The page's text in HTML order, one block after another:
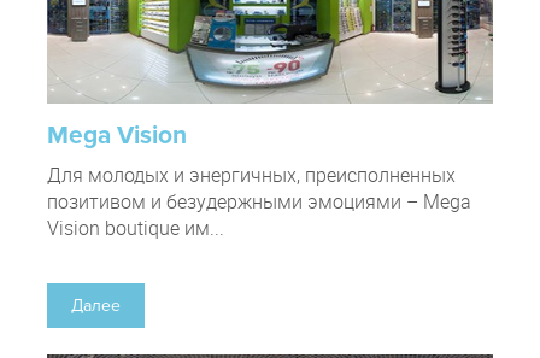
Mega Vision
Для молодых и энергичных, преисполненных
позитивом и безудержными эмоциями – Mega
Vision boutique им...
Далее